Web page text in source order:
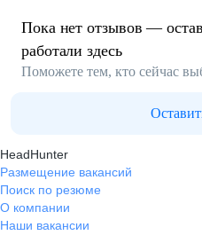
Пока нет отзывов —
работали здесь
Поможете тем, кто сейчас
HeadHunter
Размещение вакансий
Поиск по резюме
О компании
Наши вакансии